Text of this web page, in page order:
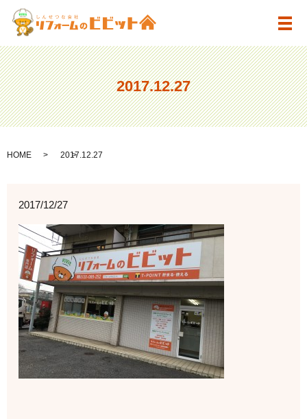
メ
2017.12.27
HOME 2017.12.27
2017/12/27